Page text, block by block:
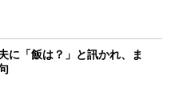
に「飯は？」と訊かれ、ま